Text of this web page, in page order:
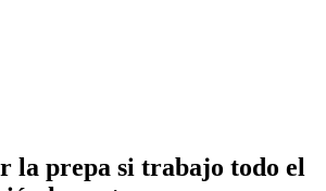
la prepa si trabajo todo el